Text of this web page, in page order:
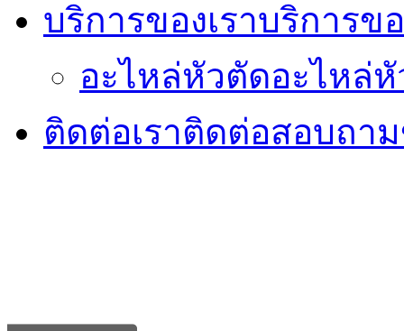
บริการของเราบริการข
อะไหล่หัวตัดอะไหล่
ติดต่อเราติดต่อสอบถา